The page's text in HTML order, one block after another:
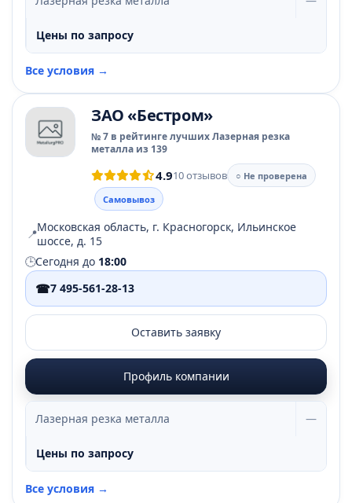
Цены по запросу
Все условия →
ЗАО «Бестром»
№ 7 в рейтинге лучших Лазерная резка
металла из 139
4.910 отзывов
○ Не проверена
Самовывоз
📍Московская область, г. Красногорск, Ильинское
шоссе, д. 15
🕒Сегодня до 18:00
☎7 495-561-28-13
Оставить заявку
Профиль компании
Лазерная резка металла —
Цены по запросу
Все условия →